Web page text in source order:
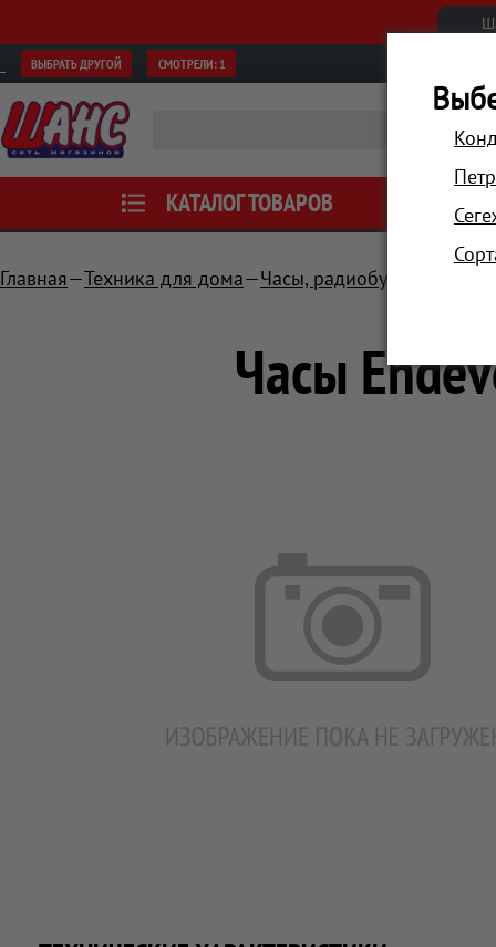
ВЫБРАТЬ ДРУГОЙ СМОТРЕЛИ: 1
КАТАЛОГ ТОВАРОВ АКЦИИ
Главная Техника для дома Часы, радиобудильники,
Часы